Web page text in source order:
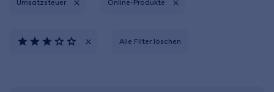
Umsatzsteuer Online-Produkte
Alle Filter löschen